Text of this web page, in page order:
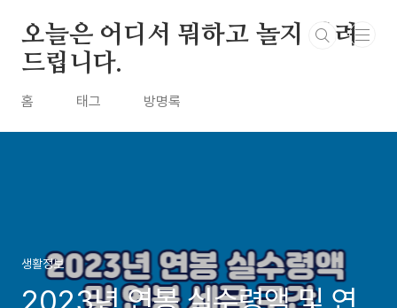
오늘은 어디서 뭐하고 놀지 알려
드립니다.
홈 태그 방명록
생활정보
2023년 연봉 실수령액 및 연